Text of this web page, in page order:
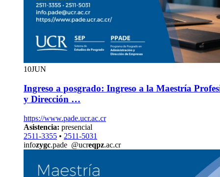
10JUN
Ingreso a posgrado: Ingreso a la Maestría
y Dirección …
https://www.pade.ucr.ac.cr
Asistencia: presencial
2511-3355 • 2511-5031
infozygc.pade @ucreqpz.ac.cr